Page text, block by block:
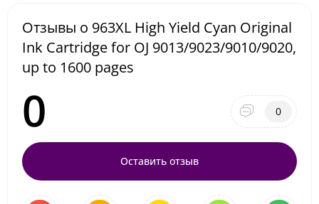
Отзывы о 963XL High Yield Cyan Original
Ink Cartridge for OJ 9013/9023/9010/9020,
up to 1600 pages
0 0
Оставить отзыв